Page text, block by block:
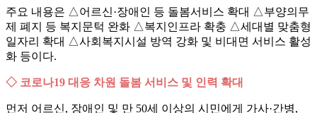
주요 내용은 △어르신·장애인 등 돌봄서비스 확대 △부양의무
제 폐지 등 복지문턱 완화 △복지인프라 확충 △세대별 맞춤형
일자리 확대 △사회복지시설 방역 강화 및 비대면 서비스 활성
화 등이다.
◇ 코로나19 대응 차원 돌봄 서비스 및 인력 확대
먼저 어르신, 장애인 및 만 50세 이상의 시민에게 가사·간병,